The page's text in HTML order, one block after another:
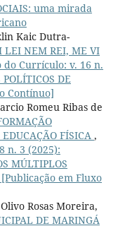
uma mirada
Kaic Dutra-
LEI NEM REI, ME VI
do Currículo: v. 16 n.
POLÍTICOS DE
Contínuo]
Romeu Ribas de
FÍSICA ,
n. 3 (2025):
MÚLTIPLOS
[Publicação em Fluxo
Rosas Moreira,
DE MARINGÁ